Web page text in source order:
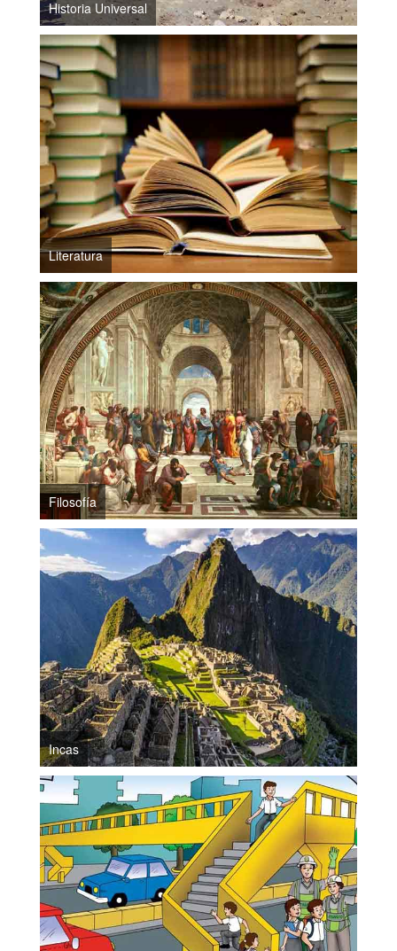
Historia Universal
Literatura
Filosofía
Incas